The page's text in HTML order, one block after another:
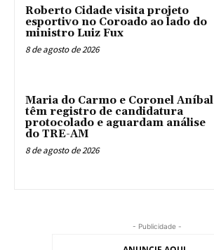
Roberto Cidade visita projeto
esportivo no Coroado ao lado do
ministro Luiz Fux
8 de agosto de 2026
Maria do Carmo e Coronel Aníbal
têm registro de candidatura
protocolado e aguardam análise
do TRE-AM
8 de agosto de 2026
- Publicidade -